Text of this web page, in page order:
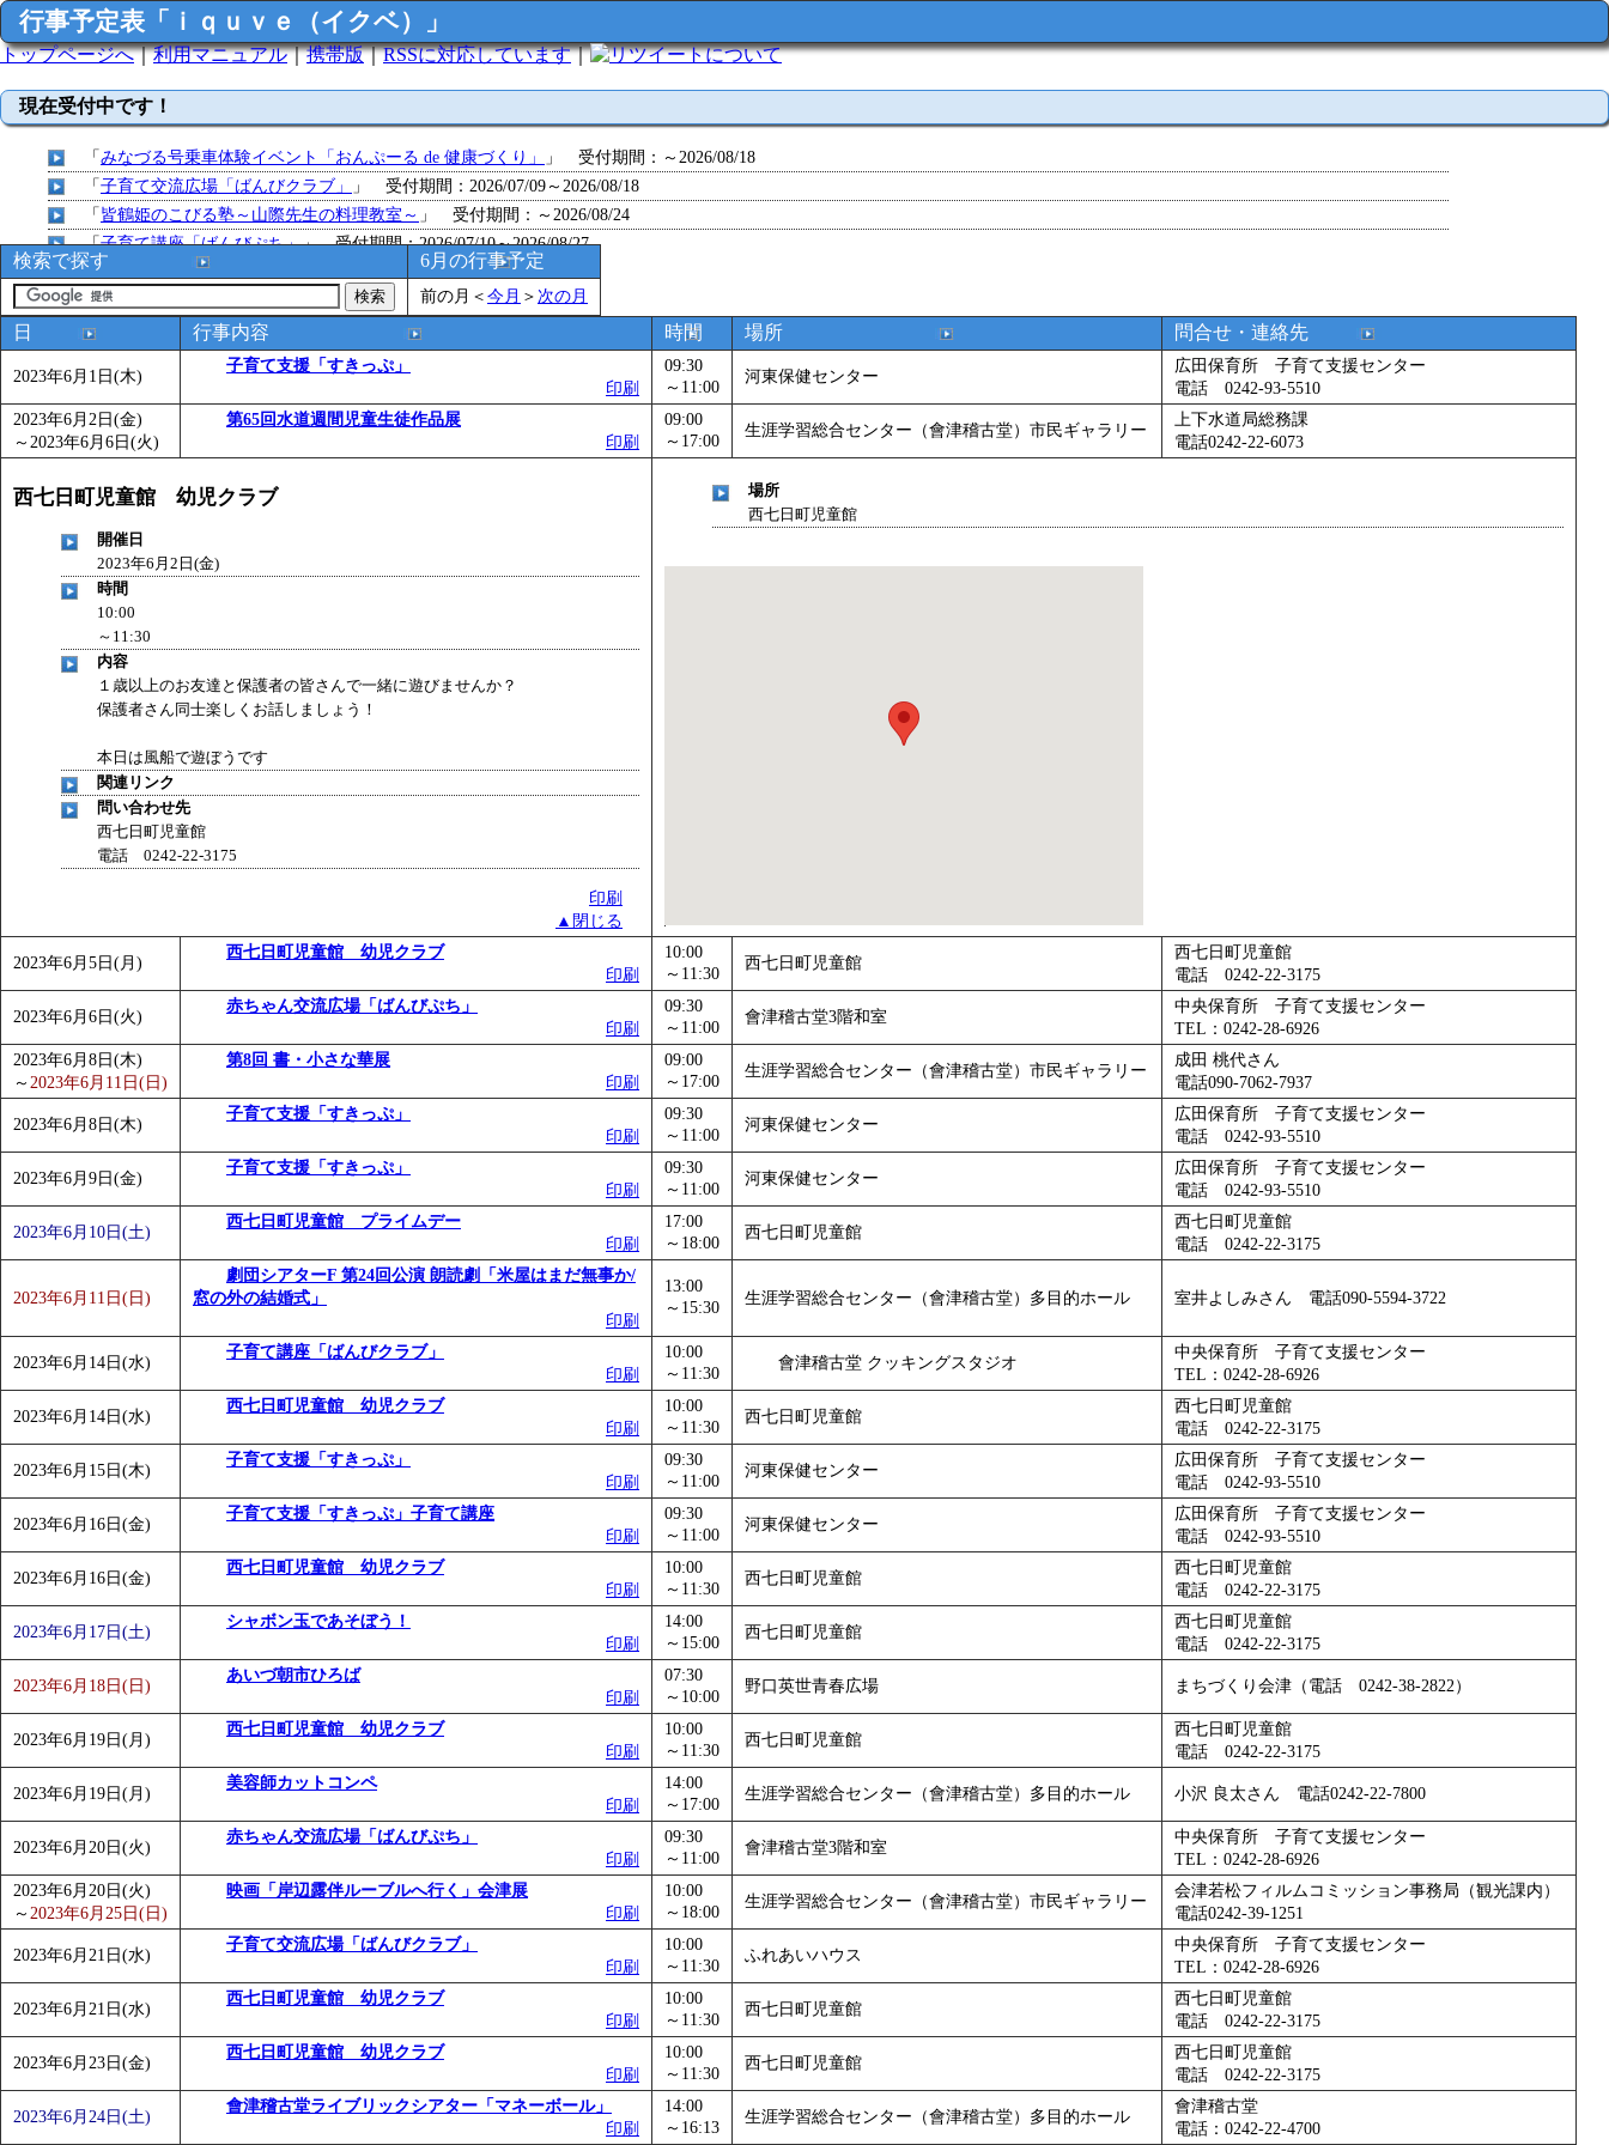
行事予定表「ｉｑｕｖｅ（イクベ）」
トップページへ｜利用マニュアル｜携帯版｜RSSに対応しています｜ について
現在受付中です！
「みなづる号乗車体験イベント「おんぷーる de 健康づくり」
」 受付期間：～2026/08/18
「子育て交流広場「ばんびクラブ」
」 受付期間：2026/07/09～2026/08/18
「皆鶴姫のこびる塾～山際先生の料理教室～ 」 受付期間：～2026/08/24
「子育て講座「ばんびぷち」」 受付期間：2026/07/10～2026/08/27
「 子育て交流広場「ばんびクラブ」
」 受付期間：2026/07/13～2026/08/28
「子育て交流広場「ばんびクラブ」
」 受付期間：2026/08/10～2026/09/01
「
まだまだ暑い！コミプの夏！！第11回 水中レクリエーション 障害物競争でお土産をゲットせよ！
」 受付期間：～2026/09/13
皆鶴姫のこびる塾～山際先生の料理教室～
「みなづる号乗車体験イベント「おんぷーる de 健康づくり」
」 受付期間：～2026/09/29
「堂島地区歴史ウオークの参加者を募集します」 受付期間：～2026/09/30
「みなづる号乗車体験イベント「おんぷーる de 健康づくり」
」 受付期間：～2026/11/05
「みなづる号乗車体験イベント「おんぷーる de 健康づくり」 」 受付期間：～2026/12/03
検索で探す 6月の行事予定
前の月 ＜今月 ＞ 次の月
日 行事内容 時間 場所 問合せ・連絡先
2023年6月1日(木)
子育て支援「すきっぷ」
印刷
09:30
～11:00
河東保健センター
広田保育所 子育て支援センター
電話 0242-93-5510
2023年6月2日(金)
～ 2023年6月6日(火)
第65回水道週間児童生徒作品展
印刷
09:00
～17:00
生涯学習総合センター（會津稽古堂）市民ギャラリー
上下水道局総務課
電話0242-22-6073
西七日町児童館 幼児クラブ
開催日
2023年6月2日(金)
時間
10:00
～11:30
内容
１歳以上のお友達と保護者の皆さんで一緒に遊びませんか？
保護者さん同士楽しくお話しましょう！
本日は風船で遊ぼうです
関連リンク
問い合わせ先
西七日町児童館
電話 0242-22-3175
印刷
▲閉じる
場所
西七日町児童館
2023年6月5日(月)
西七日町児童館 幼児クラブ
印刷
10:00
～11:30
西七日町児童館
西七日町児童館
電話 0242-22-3175
2023年6月6日(火)
赤ちゃん交流広場「ばんびぷち」
印刷
09:30
～11:00
會津稽古堂3階和室
中央保育所 子育て支援センター
TEL：0242-28-6926
2023年6月8日(木)
～ 2023年6月11日(日)
第8回 書・小さな華展
印刷
09:00
～17:00
生涯学習総合センター（會津稽古堂）市民ギャラリー
成田 桃代さん
電話090-7062-7937
2023年6月8日(木)
子育て支援「すきっぷ」
印刷
09:30
～11:00
河東保健センター
広田保育所 子育て支援センター
電話 0242-93-5510
2023年6月9日(金)
子育て支援「すきっぷ」
印刷
09:30
～11:00
河東保健センター
広田保育所 子育て支援センター
電話 0242-93-5510
2023年6月10日(土)
西七日町児童館 プライムデー
印刷
17:00
～18:00
西七日町児童館
西七日町児童館
電話 0242-22-3175
2023年6月11日(日)
劇団シアターF 第24回公演 朗読劇「米屋はまだ無事か/
窓の外の結婚式」
印刷
13:00
～15:30
生涯学習総合センター（會津稽古堂）多目的ホール 室井よしみさん 電話090-5594-3722
2023年6月14日(水)
子育て講座「ばんびクラブ」
印刷
10:00
～11:30
會津稽古堂 クッキングスタジオ
中央保育所 子育て支援センター
TEL：0242-28-6926
2023年6月14日(水)
西七日町児童館 幼児クラブ
印刷
10:00
～11:30
西七日町児童館
西七日町児童館
電話 0242-22-3175
2023年6月15日(木)
子育て支援「すきっぷ」
印刷
09:30
～11:00
河東保健センター
広田保育所 子育て支援センター
電話 0242-93-5510
2023年6月16日(金)
子育て支援「すきっぷ」子育て講座
印刷
09:30
～11:00
河東保健センター
広田保育所 子育て支援センター
電話 0242-93-5510
2023年6月16日(金)
西七日町児童館 幼児クラブ
印刷
10:00
～11:30
西七日町児童館
西七日町児童館
電話 0242-22-3175
2023年6月17日(土)
シャボン玉であそぼう！
印刷
14:00
～15:00
西七日町児童館
西七日町児童館
電話 0242-22-3175
2023年6月18日(日)
あいづ朝市ひろば
印刷
07:30
～10:00
野口英世青春広場 まちづくり会津（電話 0242-38-2822）
2023年6月19日(月)
西七日町児童館 幼児クラブ
印刷
10:00
～11:30
西七日町児童館
西七日町児童館
電話 0242-22-3175
2023年6月19日(月)
美容師カットコンペ
印刷
14:00
～17:00
生涯学習総合センター（會津稽古堂）多目的ホール 小沢 良太さん 電話0242-22-7800
2023年6月20日(火)
赤ちゃん交流広場「ばんびぷち」
印刷
09:30
～11:00
會津稽古堂3階和室
中央保育所 子育て支援センター
TEL：0242-28-6926
2023年6月20日(火)
～ 2023年6月25日(日)
映画「岸辺露伴ルーブルへ行く」会津展
印刷
10:00
～18:00
生涯学習総合センター（會津稽古堂）市民ギャラリー
会津若松フィルムコミッション事務局（観光課内）
電話0242-39-1251
2023年6月21日(水)
子育て交流広場「ばんびクラブ」
印刷
10:00
～11:30
ふれあいハウス
中央保育所 子育て支援センター
TEL：0242-28-6926
2023年6月21日(水)
西七日町児童館 幼児クラブ
印刷
10:00
～11:30
西七日町児童館
西七日町児童館
電話 0242-22-3175
2023年6月23日(金)
西七日町児童館 幼児クラブ
印刷
10:00
～11:30
西七日町児童館
西七日町児童館
電話 0242-22-3175
2023年6月24日(土)
會津稽古堂ライブリックシアター「マネーボール」
印刷
14:00
～16:13
生涯学習総合センター（會津稽古堂）多目的ホール
會津稽古堂
電話：0242-22-4700